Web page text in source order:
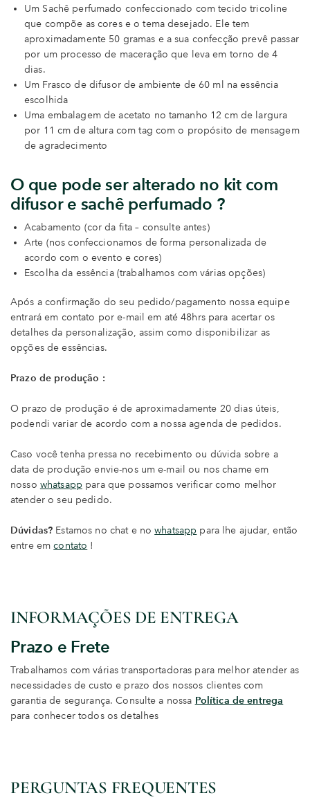
Um Sachê perfumado confeccionado com tecido tricoline
que compõe as cores e o tema desejado. Ele tem
aproximadamente 50 gramas e a sua confecção prevê passar
por um processo de maceração que leva em torno de 4
dias.
Um Frasco de difusor de ambiente de 60 ml na essência
escolhida
Uma embalagem de acetato no tamanho 12 cm de largura
por 11 cm de altura com tag com o propósito de mensagem
de agradecimento
O que pode ser alterado no kit com
difusor e sachê perfumado ?
Acabamento (cor da fita – consulte antes)
Arte (nos confeccionamos de forma personalizada de
acordo com o evento e cores)
Escolha da essência (trabalhamos com várias opções)
Após a confirmação do seu pedido/pagamento nossa equipe
entrará em contato por e-mail em até 48hrs para acertar os
detalhes da personalização, assim como disponibilizar as
opções de essências.
Prazo de produção :
O prazo de produção é de aproximadamente 20 dias úteis,
podendi variar de acordo com a nossa agenda de pedidos.
Caso você tenha pressa no recebimento ou dúvida sobre a
data de produção envie-nos um e-mail ou nos chame em
nosso whatsapp para que possamos verificar como melhor
atender o seu pedido.
Dúvidas? Estamos no chat e nowhatsapp para lhe ajudar, então
entre emcontato !
INFORMAÇÕES DE ENTREGA
Prazo e Frete
Trabalhamos com várias transportadoras para melhor atender as
necessidades de custo e prazo dos nossos clientes com
garantia de segurança. Consulte a nossa Política de entrega
para conhecer todos os detalhes
PERGUNTAS FREQUENTES